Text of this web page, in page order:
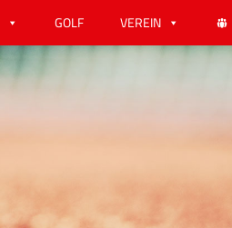
GOLF VEREIN